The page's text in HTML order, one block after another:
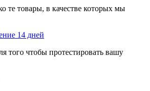
те товары, в качестве которых мы
14 дней
того чтобы протестировать вашу